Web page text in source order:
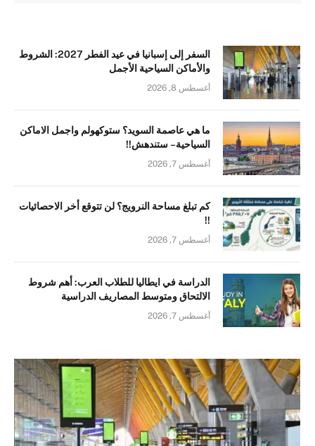
السفر إلى إسبانيا في عيد الفطر 2027: الشروط
والأماكن السياحية الأجمل
أغسطس 8, 2026
ما هي عاصمة السويد؟ ستوكهولم واجمل الاماكن
السياحية – ستندهش!!
أغسطس 7, 2026
كم تبلغ مساحة النرويج؟ لن تتوقع أخر الاحصائيات
!!
أغسطس 7, 2026
الدراسة في ايطاليا للطلاب العرب: أهم شروط
الالتحاق ومتوسط المصاريف الدراسية
أغسطس 7, 2026